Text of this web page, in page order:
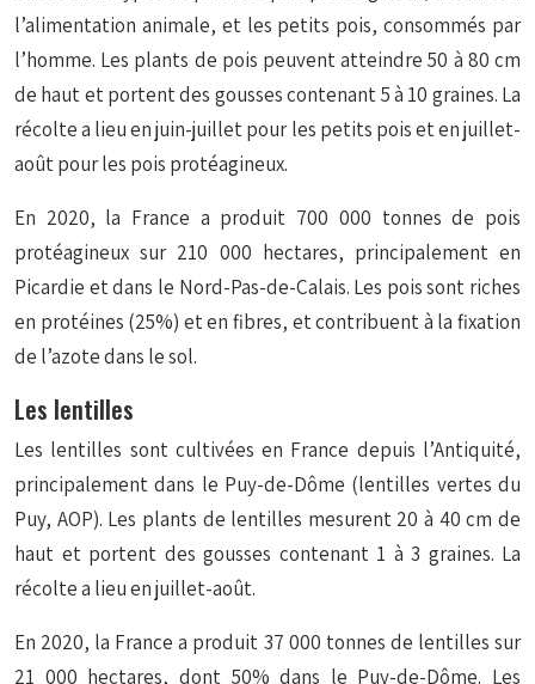
l’alimentation animale, et les petits pois, consommés par
l’homme. Les plants de pois peuvent atteindre 50 à 80 cm
de haut et portent des gousses contenant 5 à 10 graines. La
récolte a lieu en juin-juillet pour les petits pois et en juillet-
août pour les pois protéagineux.
En 2020, la France a produit 700 000 tonnes de pois
protéagineux sur 210 000 hectares, principalement en
Picardie et dans le Nord-Pas-de-Calais. Les pois sont riches
en protéines (25%) et en fibres, et contribuent à la fixation
de l’azote dans le sol.
Les lentilles
Les lentilles sont cultivées en France depuis l’Antiquité,
principalement dans le Puy-de-Dôme (lentilles vertes du
Puy, AOP). Les plants de lentilles mesurent 20 à 40 cm de
haut et portent des gousses contenant 1 à 3 graines. La
récolte a lieu en juillet-août.
En 2020, la France a produit 37 000 tonnes de lentilles sur
21 000 hectares, dont 50% dans le Puy-de-Dôme. Les